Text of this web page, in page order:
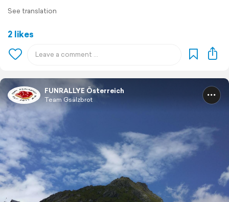
See translation
2 likes
FUNRALLYE Österreich
Team Gsälzbrot